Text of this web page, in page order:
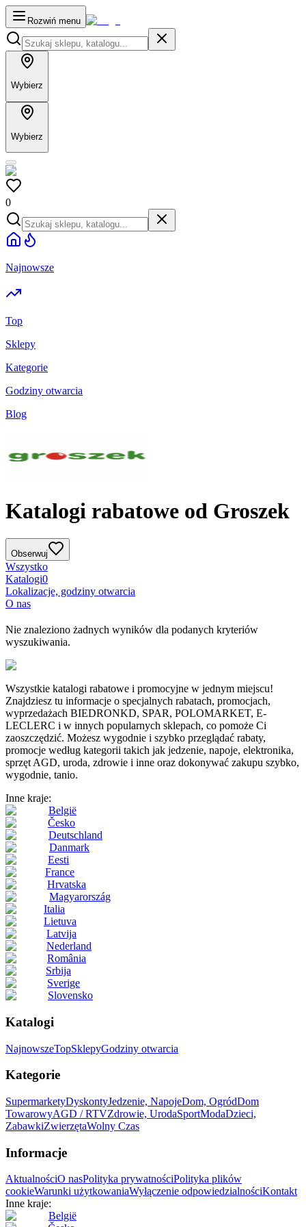
Rozwiń menu
Wybierz
Wybierz
0
Najnowsze
Top
Sklepy
Kategorie
Godziny otwarcia
Blog
Katalogi rabatowe od Groszek
Obserwuj
Wszystko
Katalogi0
Lokalizacje, godziny otwarcia
O nas
Nie znaleziono żadnych wyników dla podanych kryteriów
wyszukiwania.
Wszystkie katalogi rabatowe i promocyjne w jednym miejscu!
Znajdziesz tu informacje o specjalnych rabatach, promocjach,
wyprzedażach BIEDRONKD, SPAR, POLOMARKET, E-
LECLERC i w innych popularnych sklepach, co pomoże Ci
zaoszczędzić. Możesz wygodnie i szybko przeglądać rabaty,
promocje według kategorii takich jak jedzenie, napoje, elektronika,
sprzęt AGD, uroda, zdrowie i inne oraz dokonywać zakupu szybko,
wygodnie, tanio.
Inne kraje:
België
Česko
Deutschland
Danmark
Eesti
France
Hrvatska
Magyarország
Italia
Lietuva
Latvija
Nederland
România
Srbija
Sverige
Slovensko
Katalogi
NajnowszeTopSklepyGodziny otwarcia
Kategorie
SupermarketyDyskontyJedzenie, NapojeDom, OgródDom
TowarowyAGD / RTVZdrowie, UrodaSportModaDzieci,
ZabawkiZwierzętaWolny Czas
Informacje
AktualnościO nasPolityka prywatnościPolityka plików
cookieWarunki użytkowaniaWyłączenie odpowiedzialnościKontakt
Inne kraje:
België